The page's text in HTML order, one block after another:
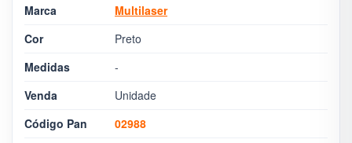
Marca
Multilaser
Cor
Preto
Medidas
-
Venda
Unidade
Código Pan
02988